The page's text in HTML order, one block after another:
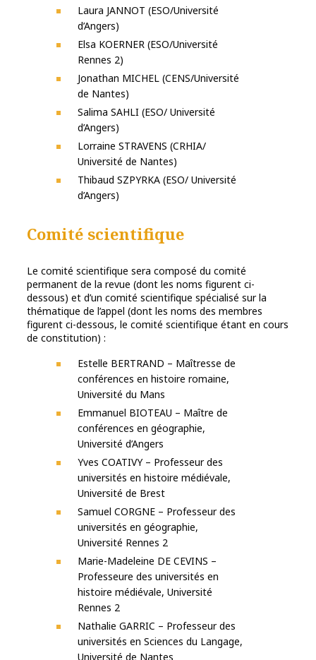
Laura JANNOT (ESO/Université
d’Angers)
Elsa KOERNER (ESO/Université
Rennes 2)
Jonathan MICHEL (CENS/Université
de Nantes)
Salima SAHLI (ESO/ Université
d’Angers)
Lorraine STRAVENS (CRHIA/
Université de Nantes)
Thibaud SZPYRKA (ESO/ Université
d’Angers)
Comité scientifique
Le comité scientifique sera composé du comité
permanent de la revue (dont les noms figurent ci-
dessous) et d’un comité scientifique spécialisé sur la
thématique de l’appel (dont les noms des membres
figurent ci-dessous, le comité scientifique étant en cours
de constitution) :
Estelle BERTRAND – Maîtresse de
conférences en histoire romaine,
Université du Mans
Emmanuel BIOTEAU – Maître de
conférences en géographie,
Université d’Angers
Yves COATIVY – Professeur des
universités en histoire médiévale,
Université de Brest
Samuel CORGNE – Professeur des
universités en géographie,
Université Rennes 2
Marie-Madeleine DE CEVINS –
Professeure des universités en
histoire médiévale, Université
Rennes 2
Nathalie GARRIC – Professeur des
universités en Sciences du Langage,
Université de Nantes